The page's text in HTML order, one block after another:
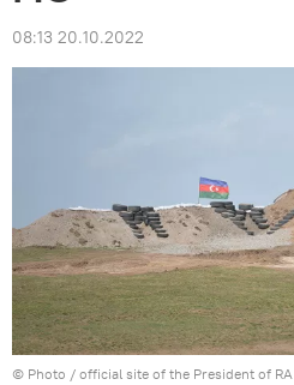
08:13 20.10.2022
© Photo / official site of the President of RA